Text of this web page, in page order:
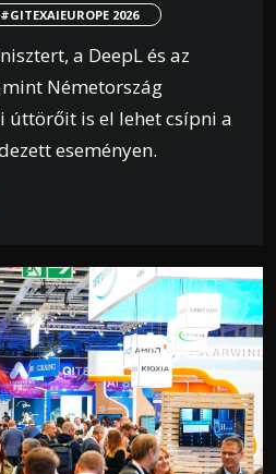
#GITEXAIEUROPE 2026
a DeepL és az
Németország
úttörőit is el lehet csípni a
eseményen.